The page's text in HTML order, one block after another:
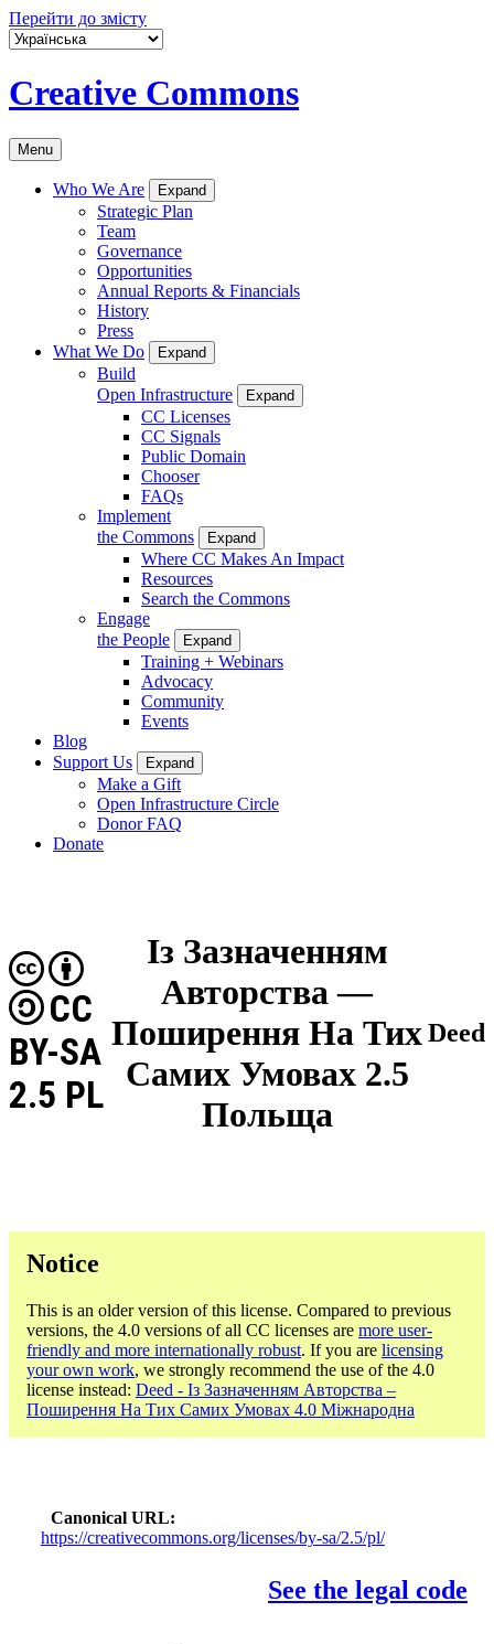
Перейти до змісту
Creative Commons
Menu
Who We Are Expand
Strategic Plan
Team
Governance
Opportunities
Annual Reports & Financials
History
Press
What We Do
Expand
Build
Open Infrastructure
Expand
CC Licenses
CC Signals
Public Domain
Chooser
FAQs
Implement
the Commons
Expand
Where CC Makes An Impact
Resources
Search the Commons
Engage
the People
Expand
Training + Webinars
Advocacy
Community
Events
Blog
Support Us
Expand
Make a Gift
Open Infrastructure Circle
Donor FAQ
Donate
Із Зазначенням
Авторства —
Поширення На Тих
Самих Умовах 2.5
Польща
CC
BY-SA
2.5 PL
Deed
Notice
This is an older version of this license. Compared to previous
versions, the 4.0 versions of all CC licenses are more user-
friendly and more internationally robust. If you are licensing
your own work, we strongly recommend the use of the 4.0
license instead: Deed - Із Зазначенням Авторства –
Поширення На Тих Самих Умовах 4.0 Міжнародна
Canonical URL
https://creativecommons.org/licenses/by-sa/2.5/pl/
See the legal code